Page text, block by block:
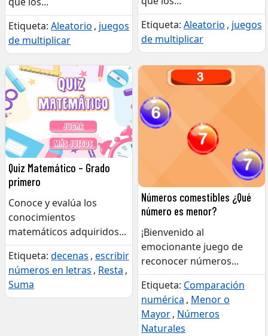
Etiqueta: Aleatorio , juegos
de multiplicar
Etiqueta: Aleatorio , juegos
de multiplicar
Quiz Matemático – Grado
primero
Conoce y evalúa los
conocimientos
matemáticos adquiridos...
Etiqueta: decenas , escribir
números en letras , Resta ,
Suma
Números comestibles ¿Qué
número es menor?
¡Bienvenido al
emocionante juego de
reconocer números...
Etiqueta: Comparación
numérica , Menor o
Mayor, Números
Naturales